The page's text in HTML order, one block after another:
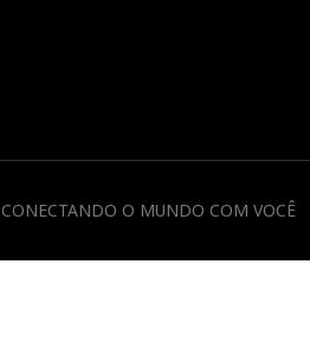
CONECTANDO O MUNDO COM VOCÊ